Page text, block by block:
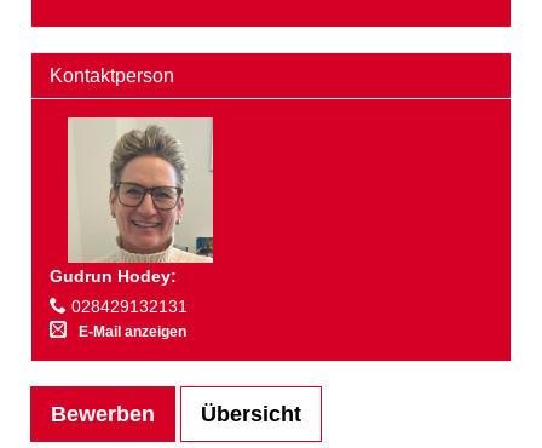
Kontaktperson
Gudrun Hodey:
028429132131
E-Mail anzeigen
Bewerben Übersicht